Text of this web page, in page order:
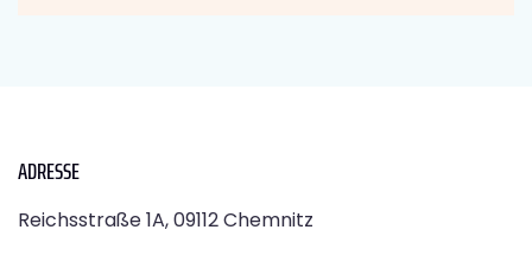
ADRESSE
Reichsstraße 1A, 09112 Chemnitz